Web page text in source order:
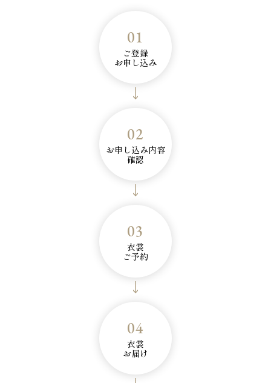
01
ご登録
お申し込み
02
お申し込み内容
確認
03
衣裳
ご予約
04
衣裳
お届け